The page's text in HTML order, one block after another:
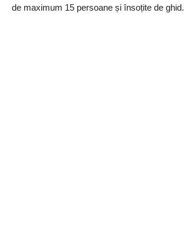
de maximum 15 persoane și însoțite de ghid.